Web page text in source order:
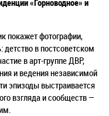
покажет фотографии,
детство в постсоветском
в арт-группе ДВР,
и ведения независимой
эпизоды выстраивается
взгляда и сообществ —